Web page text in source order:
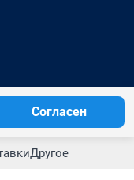
Согласен
Другое